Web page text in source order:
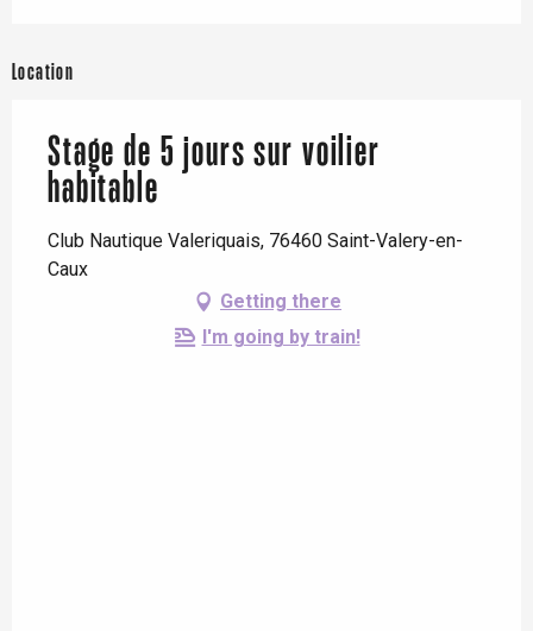
Location
Stage de 5 jours sur voilier
habitable
Club Nautique Valeriquais, 76460 Saint-Valery-en-
Caux
Getting there
I'm going by train!